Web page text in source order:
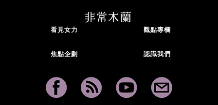
看見女力 觀點專欄
焦點企劃 認識我們